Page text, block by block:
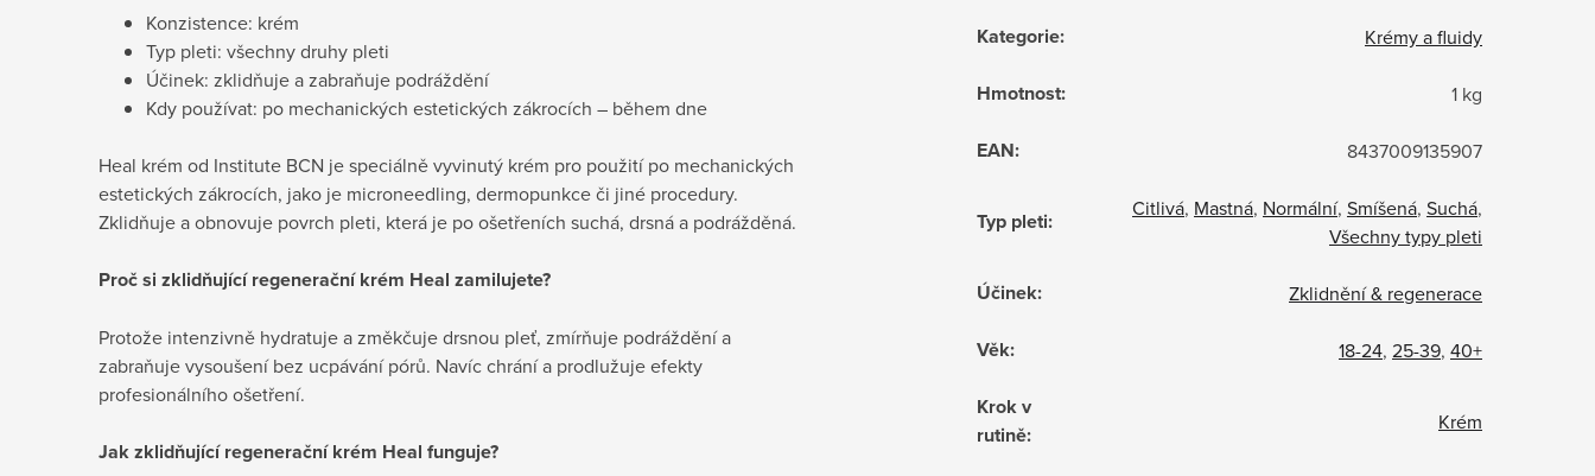
Konzistence: krém
Typ pleti: všechny druhy pleti
Účinek: zklidňuje a zabraňuje podráždění
Kdy používat: po mechanických estetických zákrocích – během dne
Heal krém od Institute BCN je speciálně vyvinutý krém pro použití po mechanických
estetických zákrocích, jako je microneedling, dermopunkce či jiné procedury.
Zklidňuje a obnovuje povrch pleti, která je po ošetřeních suchá, drsná a podrážděná.
Proč si zklidňující regenerační krém Heal zamilujete?
Protože intenzivně hydratuje a změkčuje drsnou pleť, zmírňuje podráždění a
zabraňuje vysoušení bez ucpávání pórů. Navíc chrání a prodlužuje efekty
profesionálního ošetření.
Jakzklidňující regenerační krém Heal funguje?
Kategorie: Krémy a fluidy
Hmotnost: 1 kg
EAN: 8437009135907
Typ pleti: Citlivá, Mastná, Normální, Smíšená, Suchá,
Všechny typy pleti
Účinek: Zklidnění & regenerace
Věk: 18-24, 25-39, 40+
Krok v
rutině: Krém